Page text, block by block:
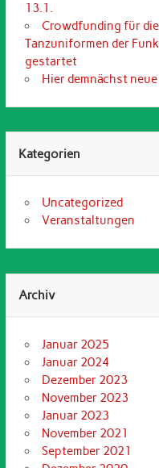
13.1.
Crowdfunding für
Tanzuniformen der
gestartet
Hier demnächst
Kategorien
Uncategorized
Veranstaltungen
Archiv
Januar 2025
Januar 2024
Dezember 2023
November 2023
Januar 2023
November 2021
September 2021